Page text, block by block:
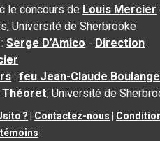
le concours de Louis Mercier
Université de Sherbrooke
:Serge D’Amico - Direction
:feu Jean-Claude
Théoret, Université de
? Contactez-nous